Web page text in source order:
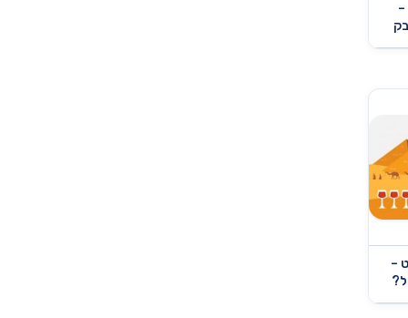
שופינג איי אל 2021 –
–